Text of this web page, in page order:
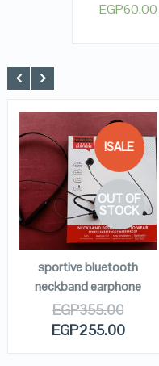
EGP60.00
SALE!
OUT OF
STOCK
QUICK LOOK
VIEW DETAILS
READ MORE
sportive bluetooth
neckband earphone
EGP355.00
EGP255.00